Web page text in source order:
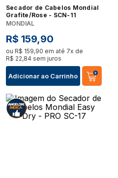
Secador de Cabelos Mondial
Grafite/Rose - SCN-11
MONDIAL
R$ 159,90
ou R$ 159,90 em até 7x de
R$ 22,84 sem juros
Adicionar ao Carrinho